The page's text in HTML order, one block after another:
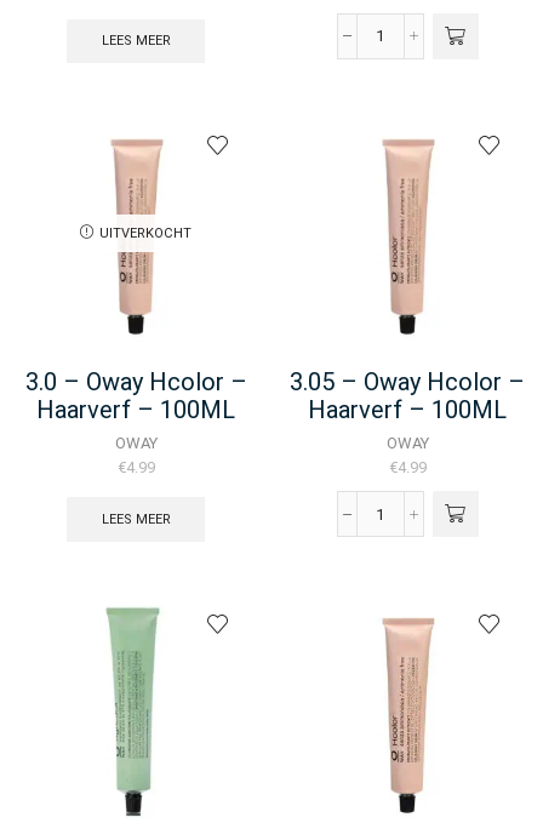
LEES MEER
3.0
-
Haarverf
100ML
aantal
UITVERKOCHT
3.0 – Oway Hcolor –
Haarverf – 100ML
OWAY
€4.99
LEES MEER
3.05 – Oway Hcolor –
Haarverf – 100ML
OWAY
€4.99
3.05
-
Haarverf
100ML
aantal